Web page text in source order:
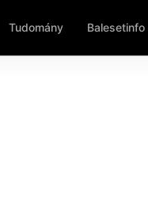
Tudomány Balesetinfo